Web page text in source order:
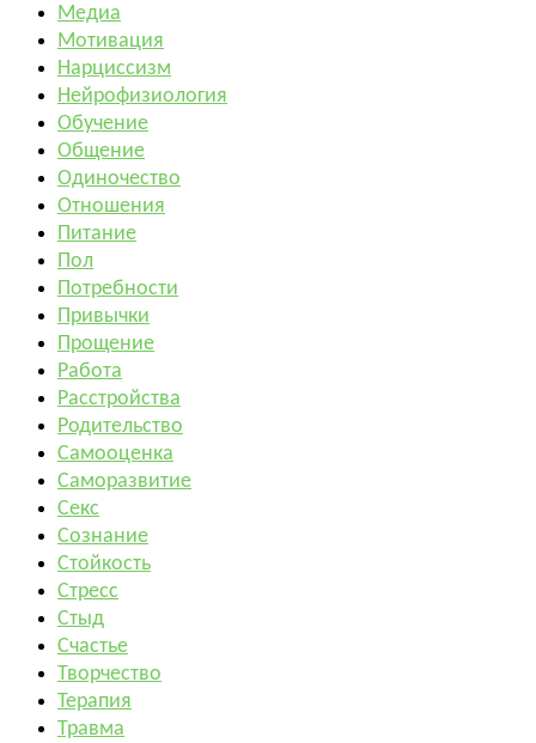
Медиа
Мотивация
Нарциссизм
Нейрофизиология
Обучение
Общение
Одиночество
Отношения
Питание
Пол
Потребности
Привычки
Прощение
Работа
Расстройства
Родительство
Самооценка
Саморазвитие
Секс
Сознание
Стойкость
Стресс
Стыд
Счастье
Творчество
Терапия
Травма